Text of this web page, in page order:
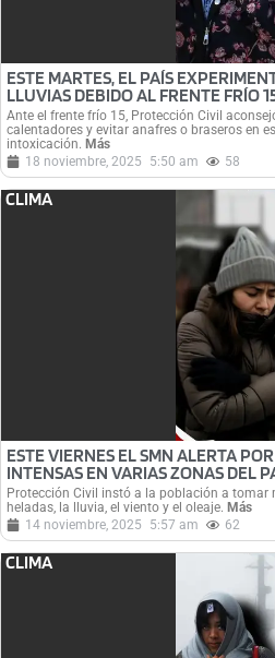
ESTE MARTES, EL PAÍS
LLUVIAS DEBIDO AL FRENTE FRÍO
Ante el frente frío 15, Protección Civil
calentadores y evitar anafres o braseros en
intoxicación. Más
18 noviembre, 2025
5:50 am 58
CLIMA
ESTE VIERNES EL SMN ALERTA
INTENSAS EN VARIAS ZONAS DEL
Protección Civil instó a la población a tomar
heladas, la lluvia, el viento y el oleaje. Más
14 noviembre, 2025
5:57 am 62
CLIMA